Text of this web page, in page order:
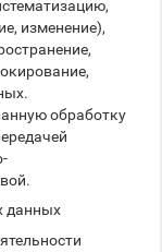
изменение),
обработку
данных